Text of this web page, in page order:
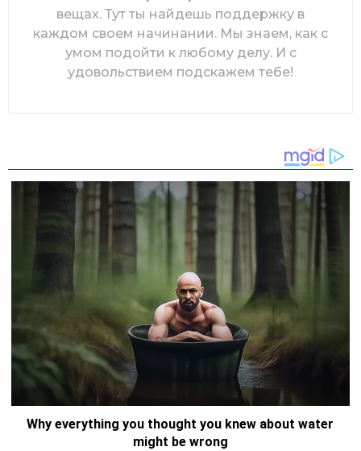
вещах. Тут ты найдешь поддержку в
каждом своем начинании. Мы знаем, как с
умом подойти к любому делу. И с
удовольствием подскажем тебе!